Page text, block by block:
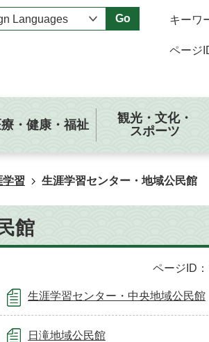
Go キーワ
ページ
療・健康・福祉
観光・文化・
スポーツ
学習 生涯学習センター・地域公民館
館
ページID：
生涯学習センター・中央地域公民館
日滝地域公民館